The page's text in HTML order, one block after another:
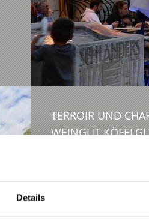
Details
TERROIR UND
WEINGUT
Terroir und